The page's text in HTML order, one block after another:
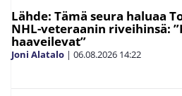
Lähde: Tämä seura haluaa
NHL-veteraanin riveihinsä:
haaveilevat”
Joni Alatalo | 06.08.2026 14:22